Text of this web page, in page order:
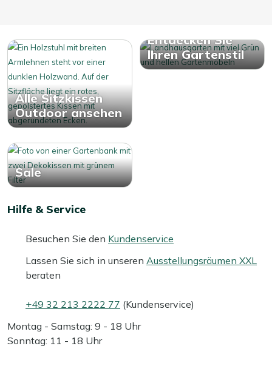
Alle Sitzkissen
Outdoor ansehen
Entdecken Sie
Ihren Gartenstil
Sale
Hilfe & Service
Besuchen Sie den Kundenservice
Lassen Sie sich in unseren Ausstellungsräumen XXL
beraten
+49 32 213 2222 77 (Kundenservice)
Montag - Samstag: 9 - 18 Uhr
Sonntag: 11 - 18 Uhr